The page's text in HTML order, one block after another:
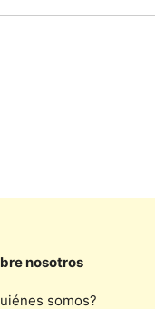
nosotros
somos?